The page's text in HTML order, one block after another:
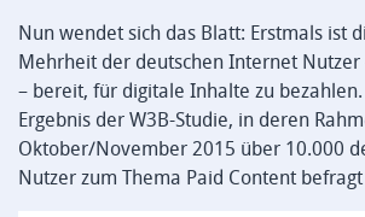
Nun wendet sich das Blatt: Erstmals ist
Mehrheit der deutschen Internet Nutzer
– bereit, für digitale Inhalte zu
Ergebnis der W3B-Studie, in deren
Oktober/November 2015 über 10.000
Nutzer zum Thema Paid Content